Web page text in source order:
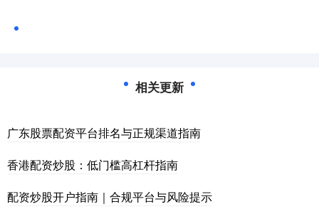
相关更新
广东股票配资平台排名与正规渠道指南
香港配资炒股：低门槛高杠杆指南
配资炒股开户指南｜合规平台与风险提示